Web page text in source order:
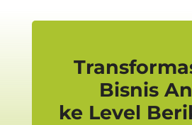
Bisnis
ke Level